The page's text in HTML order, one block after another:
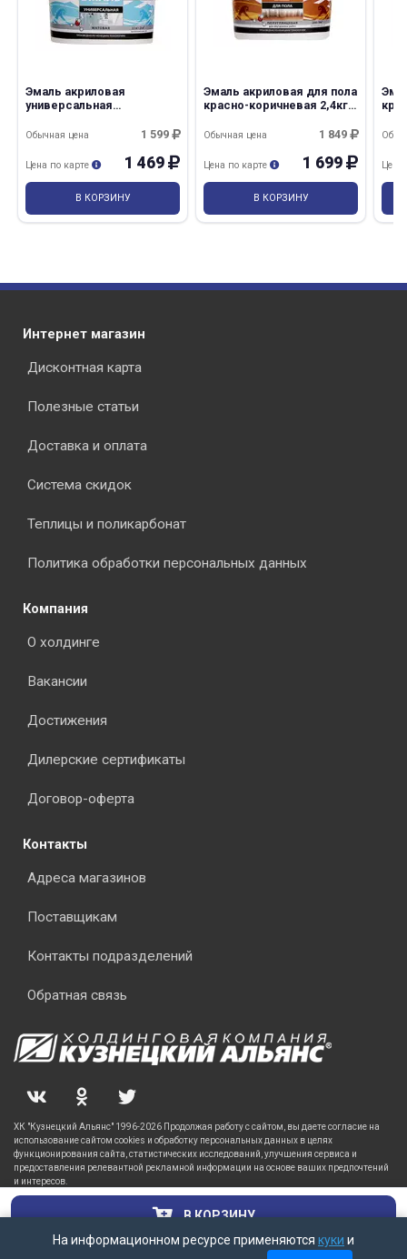
В КОРЗИНУ
Эмаль акриловая
универсальная
Лакра
1 599
Обычная цена
1 469
Цена по карте
В КОРЗИНУ
Эмаль акриловая для пола
красно-коричневая 2,4кг
1 849
Обычная цена
1 699
Цена по карте
В КОРЗИНУ
Цена
На информационном ресурсе применяются куки и
Интернет магазин
Дисконтная карта
Полезные статьи
Доставка и оплата
Система скидок
Теплицы и поликарбонат
Политика обработки персональных данных
Компания
О холдинге
Вакансии
Достижения
Дилерские сертификаты
Договор-оферта
Контакты
Адреса магазинов
Поставщикам
Контакты подразделений
Обратная связь
ХК "Кузнецкий Альянс" 1996-2026 Продолжая работу с сайтом, вы даете согласие на
использование сайтом cookies и обработку персональных данных в целях
функционирования сайта, статистических исследований, улучшения сервиса и
предоставления релевантной рекламной информации на основе ваших предпочтений
и интересов.